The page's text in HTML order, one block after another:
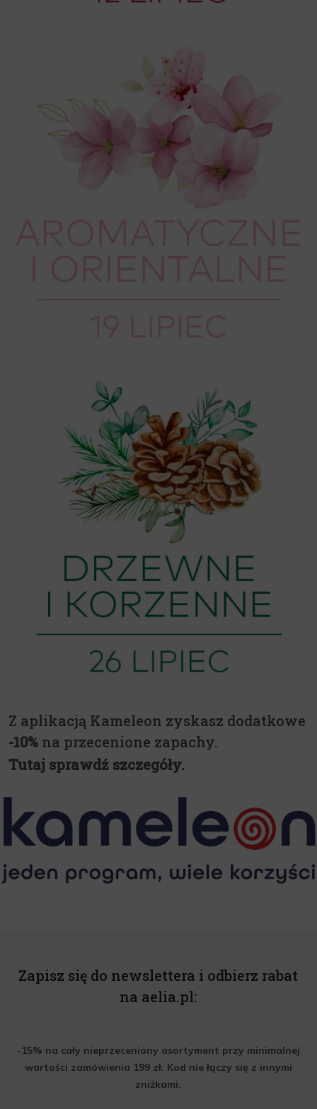
Z aplikacją Kameleon zyskasz dodatkowe
-10% na przecenione zapachy.
Tutaj sprawdź szczegóły.
Zapisz się do newslettera i odbierz rabat
na aelia.pl:
-15% na cały nieprzeceniony asortyment przy minimalnej
wartości zamówienia 199 zł. Kod nie łączy się z innymi
zniżkami.